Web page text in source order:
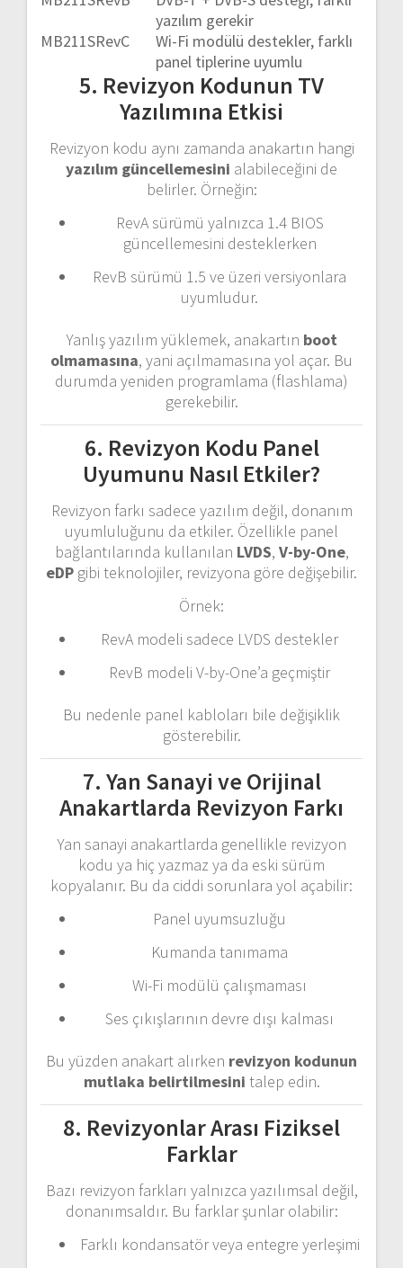
yazılım gerekir
MB211SRevC
Wi-Fi modülü destekler, farklı
panel tiplerine uyumlu
5. Revizyon Kodunun TV
Yazılımına Etkisi
Revizyon kodu aynı zamanda anakartın hangi
yazılım güncellemesini alabileceğini de
belirler. Örneğin:
RevA sürümü yalnızca 1.4 BIOS
güncellemesini desteklerken
RevB sürümü 1.5 ve üzeri versiyonlara
uyumludur.
Yanlış yazılım yüklemek, anakartın boot
olmamasına, yani açılmamasına yol açar. Bu
durumda yeniden programlama (flashlama)
gerekebilir.
6. Revizyon Kodu Panel
Uyumunu Nasıl Etkiler?
Revizyon farkı sadece yazılım değil, donanım
uyumluluğunu da etkiler. Özellikle panel
bağlantılarında kullanılan LVDS, V-by-One,
eDP gibi teknolojiler, revizyona göre değişebilir.
Örnek:
RevA modeli sadece LVDS destekler
RevB modeli V-by-One’a geçmiştir
Bu nedenle panel kabloları bile değişiklik
gösterebilir.
7. Yan Sanayi ve Orijinal
Anakartlarda Revizyon Farkı
Yan sanayi anakartlarda genellikle revizyon
kodu ya hiç yazmaz ya da eski sürüm
kopyalanır. Bu da ciddi sorunlara yol açabilir:
Panel uyumsuzluğu
Kumanda tanımama
Wi-Fi modülü çalışmaması
Ses çıkışlarının devre dışı kalması
Bu yüzden anakart alırken revizyon kodunun
mutlaka belirtilmesini talep edin.
8. Revizyonlar Arası Fiziksel
Farklar
Bazı revizyon farkları yalnızca yazılımsal değil,
donanımsaldır. Bu farklar şunlar olabilir:
Farklı kondansatör veya entegre yerleşimi